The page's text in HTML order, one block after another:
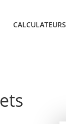
CALCULATEURS